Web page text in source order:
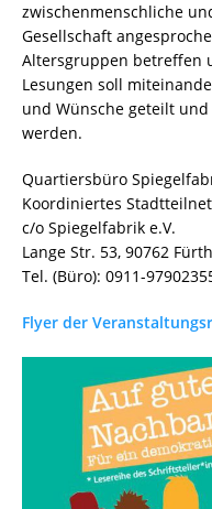
zwischenmenschliche
Gesellschaft
Altersgruppen betreffen
Lesungen soll
und Wünsche geteilt
werden.
Quartiersbüro
Koordiniertes
c/o Spiegelfabrik e.V.
Lange Str. 53, 90762 Fürth
Tel. (Büro): 0911-
Flyer der